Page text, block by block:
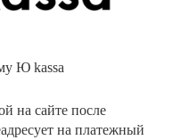
Ю kassa
на сайте после
на платежный